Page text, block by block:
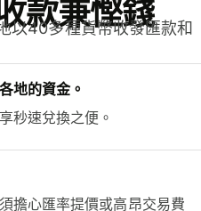
款兼慳錢
以40多種貨幣收發匯款和
地的資金。
秒速兌換之便。
擔心匯率提價或高昂交易費